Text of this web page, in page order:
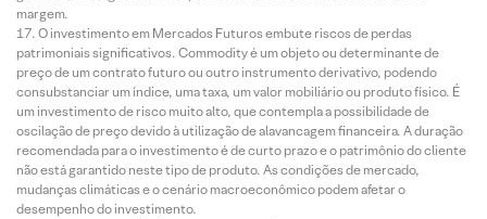
margem.
O investimento em Mercados Futuros embute riscos de perdas
patrimoniais significativos. Commodity é um objeto ou determinante de
preço de um contrato futuro ou outro instrumento derivativo, podendo
consubstanciar um índice, uma taxa, um valor mobiliário ou produto físico. É
um investimento de risco muito alto, que contempla a possibilidade de
oscilação de preço devido à utilização de alavancagem financeira. A duração
recomendada para o investimento é de curto prazo e o patrimônio do cliente
não está garantido neste tipo de produto. As condições de mercado,
mudanças climáticas e o cenário macroeconômico podem afetar o
desempenho do investimento.